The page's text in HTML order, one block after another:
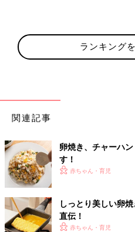
ランキング
関連記事
卵焼き、チャーハ
す！
赤ちゃん・育児
しっとり美しい卵
直伝！
赤ちゃん・育児